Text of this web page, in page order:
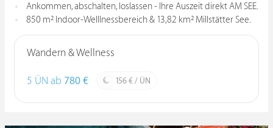
Ankommen, abschalten, loslassen - Ihre Auszeit direkt AM SEE.
850 m² Indoor-Welllnessbereich & 13,82 km² Millstätter See.
Wandern & Wellness
5 ÜN ab 780 € 156 € / ÜN